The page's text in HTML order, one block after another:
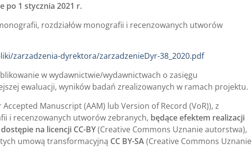
po 1 stycznia 2021 r.
rozdziałów monografii i recenzowanych utworów
zarzadzenia-dyrektora/zarzadzenieDyr-38_2020.pdf
w wydawnictwie/wydawnictwach o zasięgu
ewaluacji, wyników badań zrealizowanych w ramach projektu.
Manuscript (AAM) lub Version of Record (VoR)), z
i recenzowanych utworów zebranych, będące efektem realizacji
na licencji CC-BY(Creative Commons Uznanie autorstwa),
umową transformacyjną CC BY-SA(Creative Commons Uznanie